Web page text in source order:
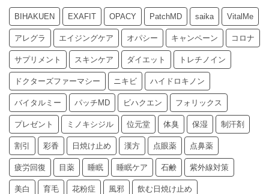
BIHAKUEN EXAFIT OPACY PatchMD saika VitalMe
アレグラ エイジングケア オパシー キャンペーン コロナ
サプリメント スキンケア ダイエット トレチノイン
ドクターズファーマシー ニキビ ハイドロキノン
バイタルミー パッチMD ビハクエン フォリックス
プレゼント ミノキシジル 位元堂 体臭 保湿 制汗剤
割引 彩香 日焼け止め 漢方 点眼薬 点鼻薬
疲労回復 目薬 睡眠 睡眠ケア 石鹸 紫外線対策
美白 育毛 花粉症 風邪 飲む日焼け止め